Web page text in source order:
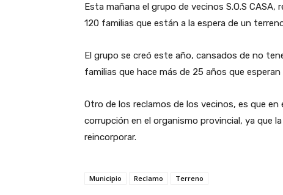
Esta mañana el grupo de vecinos S.O.S
120 familias que están a la espera de un
El grupo se creó este año, cansados de no
familias que hace más de 25 años que
Otro de los reclamos de los vecinos, es que
corrupción en el organismo provincial, ya que
reincorporar.
Municipio Reclamo Terreno